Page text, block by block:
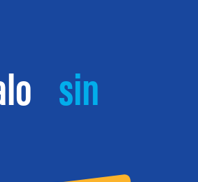
sin